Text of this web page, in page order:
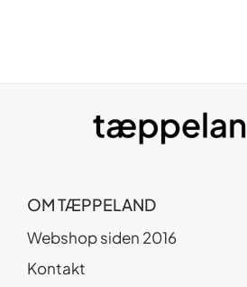
OM TÆPPELAND
Webshop siden 2016
Kontakt